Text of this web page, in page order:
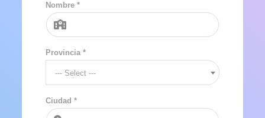
Nombre *
Provincia *
--- Select ---
Ciudad *